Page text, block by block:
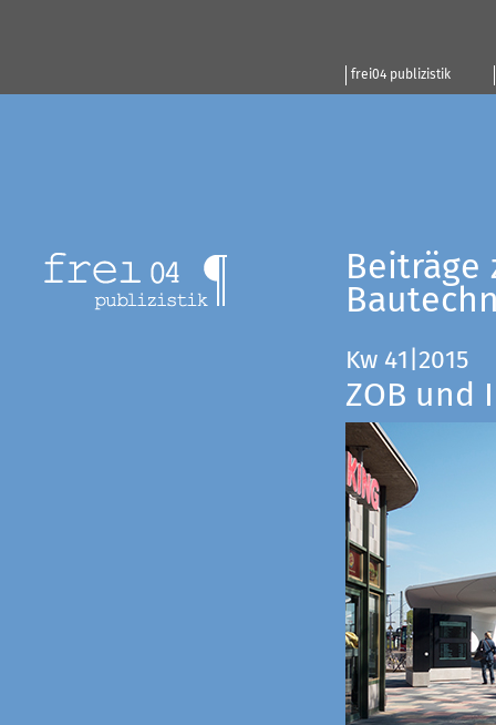
frei04 publizistik
Beiträge
Kw 41|2015
ZOB und